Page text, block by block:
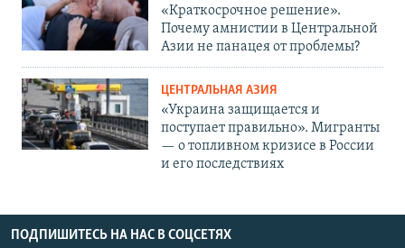
«Краткосрочное решение».
Почему амнистии в Центральной
Азии не панацея от проблемы?
ЦЕНТРАЛЬНАЯ АЗИЯ
«Украина защищается и
поступает правильно». Мигранты
— о топливном кризисе в России
и его последствиях
ПОДПИШИТЕСЬ НА НАС В СОЦСЕТЯХ